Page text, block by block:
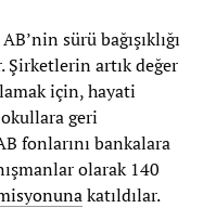
sürü bağışıklığı
artık değer
için, hayati
geri
fonlarını bankalara
olarak 140
katıldılar.